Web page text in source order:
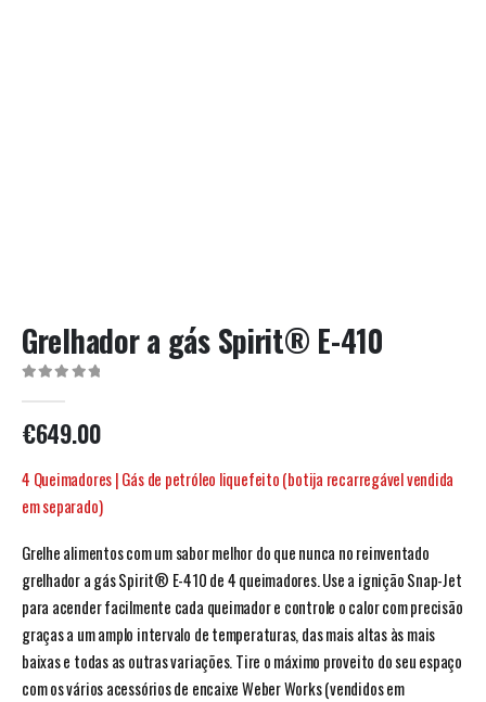
Grelhador a gás Spirit® E-410
€649.00
4 Queimadores | Gás de petróleo liquefeito (botija recarregável vendida
em separado)
Grelhe alimentos com um sabor melhor do que nunca no reinventado
grelhador a gás Spirit® E-410 de 4 queimadores. Use a ignição Snap-Jet
para acender facilmente cada queimador e controle o calor com precisão
graças a um amplo intervalo de temperaturas, das mais altas às mais
baixas e todas as outras variações. Tire o máximo proveito do seu espaço
com os vários acessórios de encaixe Weber Works (vendidos em